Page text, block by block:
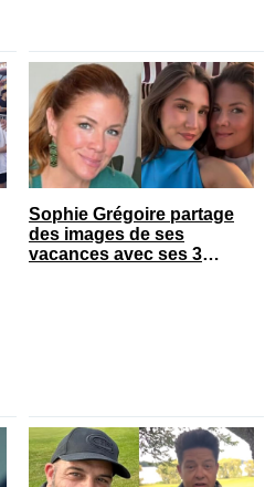
Sophie Grégoire partage
des images de ses
vacances avec ses 3